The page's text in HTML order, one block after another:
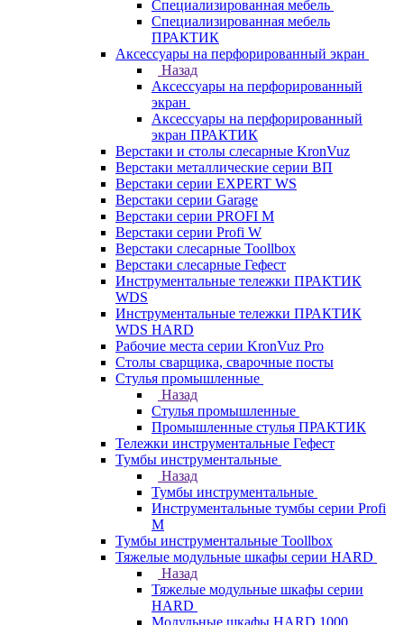
Cпециализированная мебель
Специализированная мебель
ПРАКТИК
Аксессуары на перфорированный экран
Назад
Аксессуары на перфорированный
экран
Аксессуары на перфорированный
экран ПРАКТИК
Верстаки и столы слесарные KronVuz
Верстаки металлические серии ВП
Верстаки серии EXPERT WS
Верстаки серии Garage
Верстаки серии PROFI M
Верстаки серии Profi W
Верстаки слесарные Toollbox
Верстаки слесарные Гефест
Инструментальные тележки ПРАКТИК
WDS
Инструментальные тележки ПРАКТИК
WDS HARD
Рабочие места серии KronVuz Pro
Столы сварщика, сварочные посты
Стулья промышленные
Назад
Стулья промышленные
Промышленные стулья ПРАКТИК
Тележки инструментальные Гефест
Тумбы инструментальные
Назад
Тумбы инструментальные
Инструментальные тумбы серии Profi
M
Тумбы инструментальные Toollbox
Тяжелые модульные шкафы серии HARD
Назад
Тяжелые модульные шкафы серии
HARD
Модульные шкафы HARD 1000